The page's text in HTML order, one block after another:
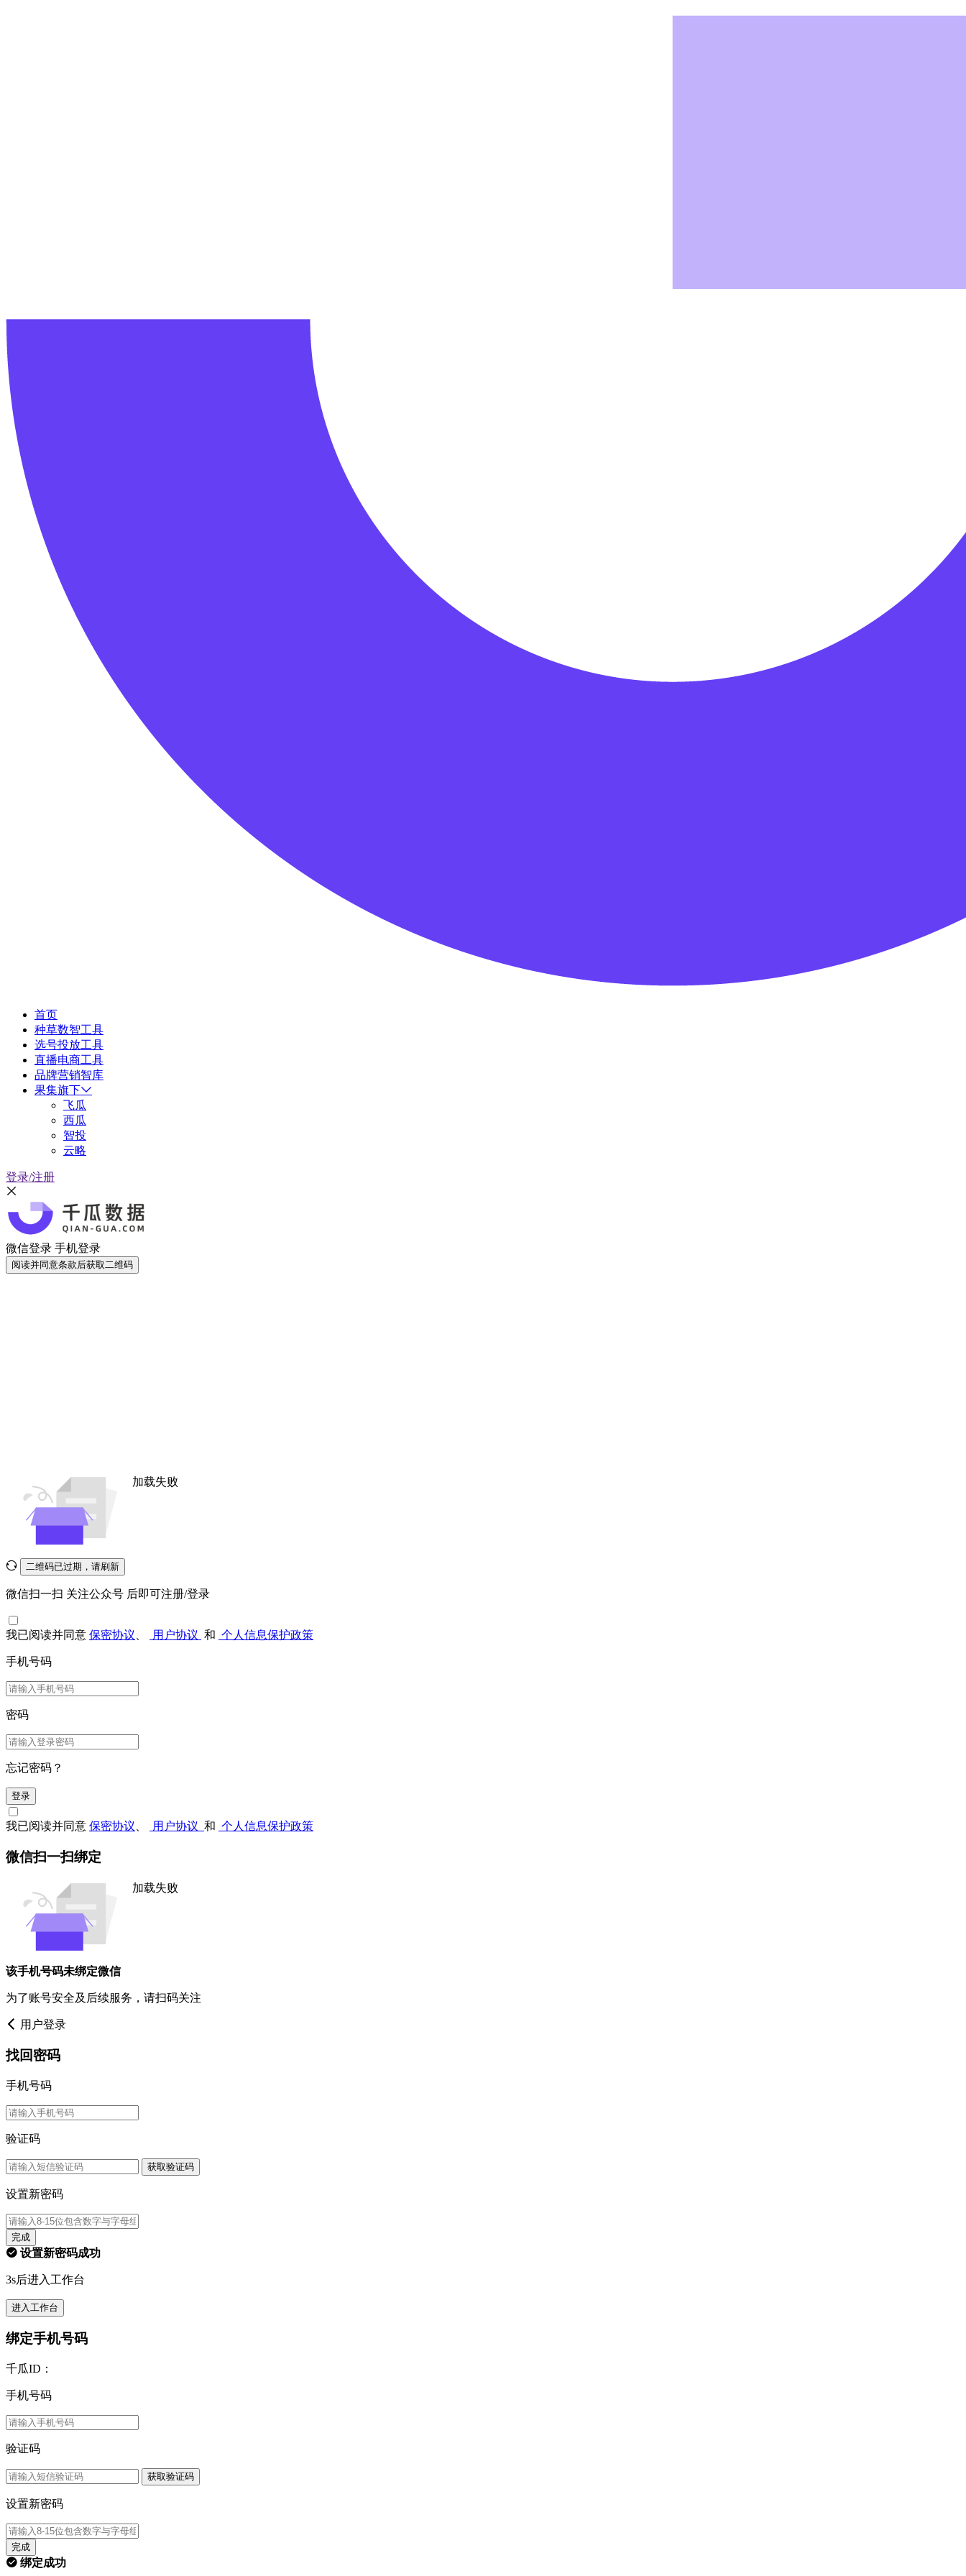
首页
种草数智工具
选号投放工具
直播电商工具
品牌营销智库
果集旗下
飞瓜
西瓜
智投
云略
登录/注册
微信登录 手机登录
阅读并同意条款后获取二维码
加载失败
二维码已过期，请刷新
微信扫一扫 关注公众号 后即可注册/登录
我已阅读并同意 保密协议 用户协议 和 个人信息保护政策
手机号码
密码
忘记密码？
登录
我已阅读并同意 保密协议 用户协议 和 个人信息保护政策
微信扫一扫绑定
加载失败
该手机号码未绑定微信
为了账号安全及后续服务，请扫码关注
用户登录
找回密码
手机号码
验证码
获取验证码
设置新密码
完成
设置新密码成功
3s后进入工作台
进入工作台
绑定手机号码
千瓜ID：
手机号码
验证码
获取验证码
设置新密码
完成
绑定成功